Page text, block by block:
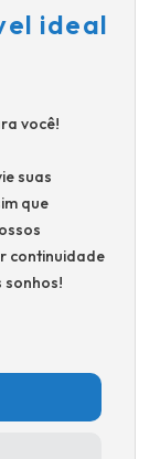
ideal
você!
suas
que
continuidade
sonhos!